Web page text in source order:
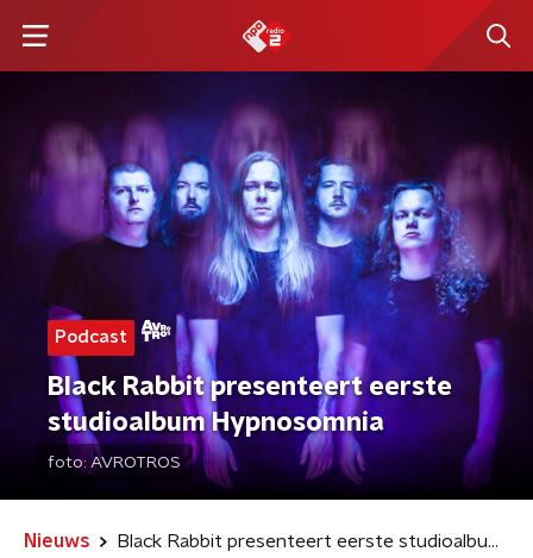
Podcast
Black Rabbit presenteert eerste
studioalbum Hypnosomnia
foto:AVROTROS
Nieuws Black Rabbit presenteert eerste studioalbum Hypnosomnia